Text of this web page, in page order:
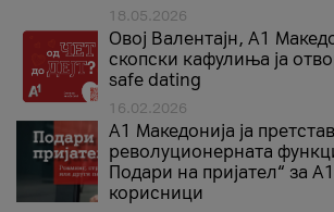
18.05.2026
Овој Валентајн, A1
скопски кафулиња ја
safe dating
16.02.2026
А1 Македонија ја
револуционерната
Подари на пријател“ за
корисници